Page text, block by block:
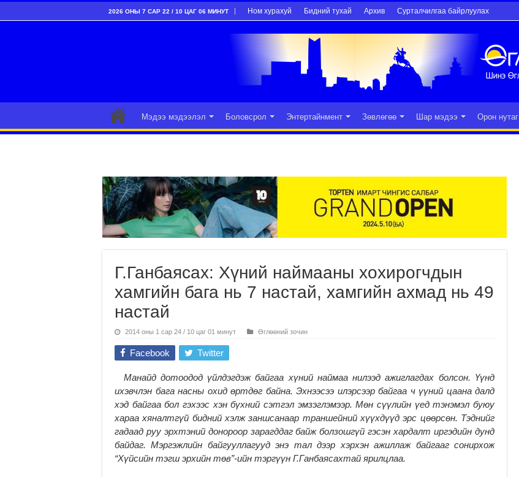
2026 ОНЫ 7 САР 22 / 10 ЦАГ 06 МИНУТ Ном хурахуй Бидний тухай Архив Сурталчилгаа байрлуулах
Мэдээ мэдээлэл Боловсрол Энтертайнмент Зөвлөгөө Шар мэдээ Орон нутаг
Г.Ганбаясах: Хүний наймааны хохирогчдын
хамгийн бага нь 7 настай, хамгийн ахмад нь 49
настай
2014 оны 1 сар 24 / 10 цаг 01 минут Өглөөний зочин
Facebook Twitter
Манайд дотоодод үйлдэгдэж байгаа хүний наймаа нилээд ажиглагдах болсон. Үүнд
ихэвчлэн бага насны охид өртдөг байна. Эхнээсээ илэрсээр байгаа ч үүний цаана далд
хэд байгаа бол гэхээс хэн бүхний сэтгэл эмзэглэмээр. Мөн сүүлийн үед тэнэмэл буюу
хараа хяналтгүй бидний хэлж заншсанаар траншейний хүүхдүүд эрс цөөрсөн. Тэднийг
гадаад руу эрхтэний донороор зарагддаг байж болзошгүй гэсэн хардалт иргэдийн дунд
байдаг. Мэргэжлийн байгууллагууд энэ тал дээр хэрхэн ажиллаж байгааг сонирхож
“Хүйсийн тэгш эрхийн төв”-ийн тэргүүн Г.Ганбаясахтай ярилцлаа.